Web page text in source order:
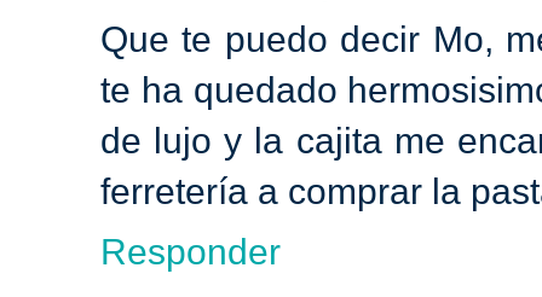
Que te puedo decir Mo,
te ha quedado
de lujo y la cajita me
ferretería a comprar la
Responder